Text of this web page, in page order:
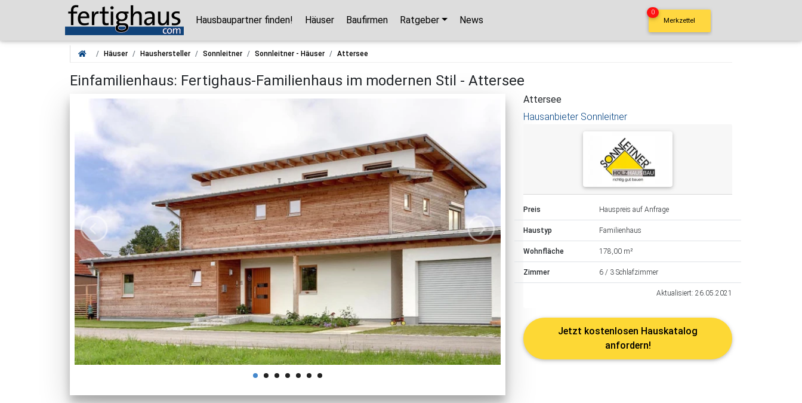
Hausbaupartner finden!
Mit wenigen Klicks hilft Ihnen unser Assistent,
unverbindlicher Kontakt
kostenlose Kataloge
zuverlässige Hersteller
Jetzt den Assistenten starten!
schließen
Hausbaupartner finden! Häuser Baufirmen Ratgeber News
Häuser Haushersteller Sonnleitner Sonnleitner - Häuser Attersee
Einfamilienhaus: Fertighaus-Familienhaus im modernen Stil - Attersee
Attersee
Hausanbieter Sonnleitner
Preis Hauspreis auf Anfrage
Haustyp Familienhaus
Wohnfläche 178,00 m²
Zimmer 6 / 3 Schlafzimmer
Aktualisiert: 26.05.2021
Jetzt kostenlosen Hauskatalog
anfordern!
Merkzettel
0